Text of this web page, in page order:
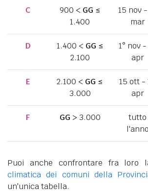
C 900 < GG ≤
1.400
15 nov -
mar
D 1.400 < GG ≤
2.100
1° nov -
apr
E 2.100 < GG ≤
3.000
15 ott -
apr
F GG > 3.000
tutto
l'anno
Puoi anche confrontare fra loro
climatica dei comuni della
un'unica tabella.